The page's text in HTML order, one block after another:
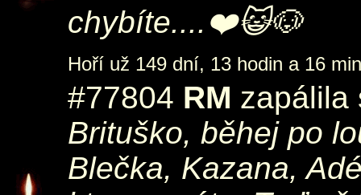
chybíte....❤️😺🐶
Hoří už 149 dní, 13 hodin a 16
#77804 RM
Brituško, běhej po
Blečka, Kazana,